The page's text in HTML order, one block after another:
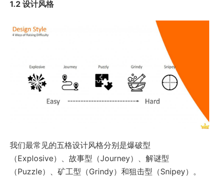
1.2 设计风格
我们最常见的五格设计风格分别是爆破型
（Explosive）、故事型（Journey）、解谜型
（Puzzle）、矿工型（Grindy）和狙击型（Snipey）。